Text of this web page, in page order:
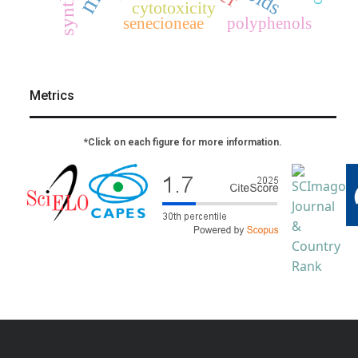
cytotoxicity
senecioneae polyphenols
Metrics
*Click on each figure for more information.